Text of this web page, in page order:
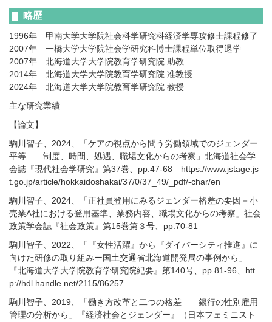
略歴
1996年 甲南大学大学院社会科学研究科経済学専攻修士課程修了
2007年 一橋大学大学院社会学研究科博士課程単位取得退学
2007年 北海道大学大学院教育学研究院 助教
2014年 北海道大学大学院教育学研究院 准教授
2024年 北海道大学大学院教育学研究院 教授
主な研究業績
【論文】
駒川智子、2024、「ケアの視点から問う労働領域でのジェンダー
平等――制度、時間、処遇、職場文化からの考察」北海道社会学
会誌『現代社会学研究』第37巻、pp.47-68 https://www.jstage.js
t.go.jp/article/hokkaidoshakai/37/0/37_49/_pdf/-char/en
駒川智子、2024、「正社員登用にみるジェンダー格差の要因－小
売業A社における登用基準、業務内容、職場文化からの考察」社会
政策学会誌『社会政策』第15巻第３号、pp.70-81
駒川智子、2022、「『女性活躍』から『ダイバーシティ推進』に
向けた研修の取り組みー国土交通省北海道開発局の事例から」
『北海道大学大学院教育学研究院紀要』第140号、pp.81-96、htt
p://hdl.handle.net/2115/86257
駒川智子、2019、「働き方改革と二つの格差――銀行の性別雇用
管理の分析から」『経済社会とジェンダー』（日本フェミニスト